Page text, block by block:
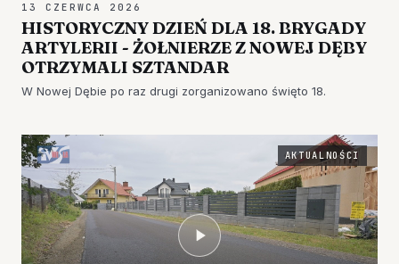
13 CZERWCA 2026
HISTORYCZNY DZIEŃ DLA 18. BRYGADY
ARTYLERII - ŻOŁNIERZE Z NOWEJ DĘBY
OTRZYMALI SZTANDAR
W Nowej Dębie po raz drugi zorganizowano święto 18.
AKTUALNOŚCI